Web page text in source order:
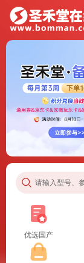
请输入型号、
优选国产